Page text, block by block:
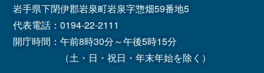
岩手県下閉伊郡岩泉町岩泉字惣畑59番地5
代表電話：0194-22-2111
開庁時間：午前8時30分～午後5時15分
（土・日・祝日・年末年始を除く）